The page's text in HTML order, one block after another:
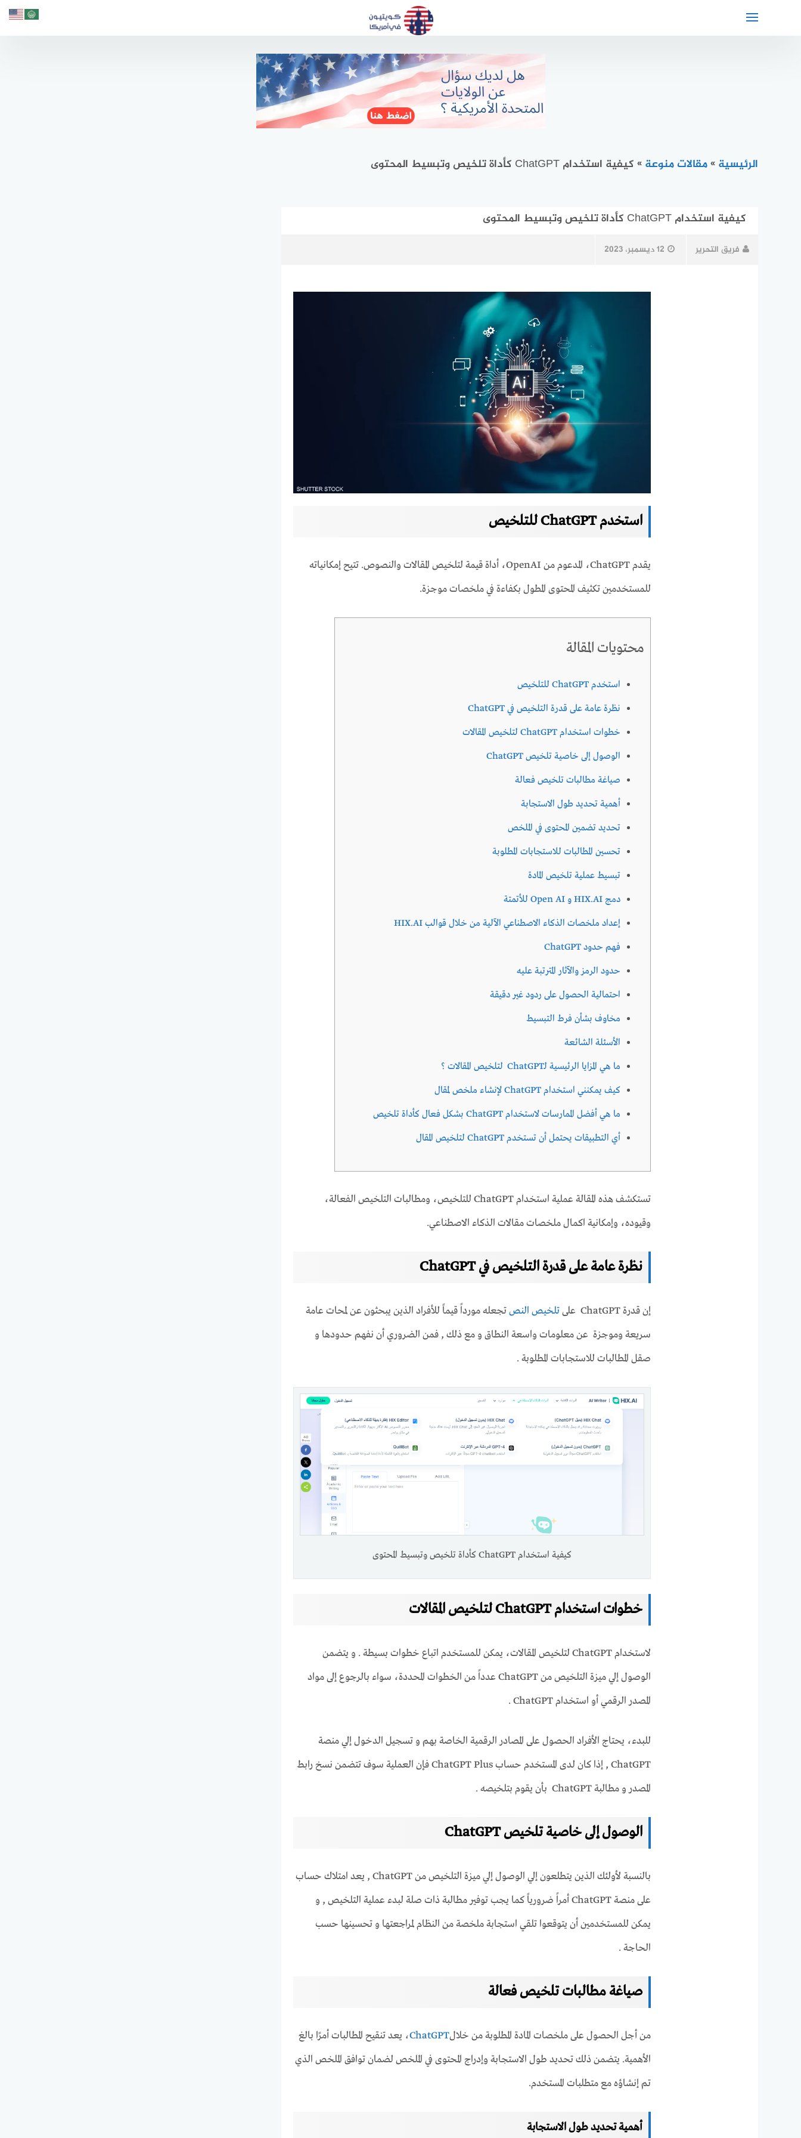
الرئيسية »مقالات منوعة » كيفية استخدام ChatGPT كأداة تلخيص وتبسيط المحتوى
كيفية استخدام ChatGPT كأداة تلخيص وتبسيط المحتوى
فريق التحرير 12 ديسمبر، 2023
استخدم ChatGPT للتلخيص
يقدم ChatGPT، المدعوم من OpenAI، أداة قيمة لتلخيص المقالات والنصوص. تتيح إمكانياته
للمستخدمين تكثيف المحتوى المطول بكفاءة في ملخصات موجزة.
محتويات المقالة
استخدم ChatGPT للتلخيص
نظرة عامة على قدرة التلخيص في ChatGPT
خطوات استخدام ChatGPT لتلخيص المقالات
الوصول إلى خاصية تلخيص ChatGPT
صياغة مطالبات تلخيص فعالة
أهمية تحديد طول الاستجابة
تحديد تضمين المحتوى في الملخص
تحسين المطالبات للاستجابات المطلوبة
تبسيط عملية تلخيص المادة
دمج HIX.AI و Open AI للأتمتة
إعداد ملخصات الذكاء الاصطناعي الآلية من خلال قوالب HIX.AI
فهم حدود ChatGPT
حدود الرمز والآثار المترتبة عليه
احتمالية الحصول على ردود غير دقيقة
مخاوف بشأن فرط التبسيط
الأسئلة الشائعة
ما هي المزايا الرئيسية لــChatGPT لتلخيص المقالات ؟
كيف يمكنني استخدام ChatGPT لإنشاء ملخص لمقال
ما هي أفضل الممارسات لاستخدام ChatGPT بشكل فعال كأداة تلخيص
أي التطبيقات يحتمل أن تستخدم ChatGPT لتلخيص المقال
تستكشف هذه المقالة عملية استخدام ChatGPT للتلخيص، ومطالبات التلخيص الفعالة،
وقيوده، وإمكانية اكمال ملخصات مقالات الذكاء الاصطناعي.
نظرة عامة على قدرة التلخيص في ChatGPT
إن قدرة ChatGPT على تلخيص النصتجعله مورداً قيماً للأفراد الذين يبحثون عن لمحات عامة
سريعة وموجزة عن معلومات واسعة النطاق و مع ذلك , فمن الضروري أن نفهم حدودها و
صقل المطالبات للاستجابات المطلوبة .
كيفية استخدام ChatGPT كأداة تلخيص وتبسيط المحتوى
خطوات استخدام ChatGPT لتلخيص المقالات
لاستخدام ChatGPT لتلخيص المقالات، يمكن للمستخدم اتباع خطوات بسيطة . و يتضمن
الوصول إلي ميزة التلخيص من ChatGPT عدداً من الخطوات المحددة، سواء بالرجوع إلى مواد
المصدر الرقمي أو استخدام ChatGPT .
للبدء، يحتاج الأفراد الحصول على المصادر الرقمية الخاصة بهم و تسجيل الدخول إلي منصة
ChatGPT , إذا كان لدى المستخدم حساب ChatGPT Plus فإن العملية سوف تتضمن نسخ رابط
المصدر و مطالبة ChatGPT بأن يقوم بتلخيصه .
الوصول إلى خاصية تلخيص ChatGPT
بالنسبة لأولئك الذين يتطلعون إلي الوصول إلي ميزة التلخيص من ChatGPT , يعد امتلاك حساب
على منصة ChatGPT أمراً ضرورياً كما يجب توفير مطالبة ذات صلة لبدء عملية التلخيص , و
يمكن للمستخدمين أن يتوقعوا تلقي استجابة ملخصة من النظام لمراجعتها و تحسينها حسب
الحاجة .
صياغة مطالبات تلخيص فعالة
من أجل الحصول على ملخصات المادة المطلوبة من خلالChatGPT، يعد تنقيح المطالبات أمرًا بالغ
الأهمية. يتضمن ذلك تحديد طول الاستجابة وإدراج المحتوى في الملخص لضمان توافق الملخص الذي
تم إنشاؤه مع متطلبات المستخدم.
أهمية تحديد طول الاستجابة